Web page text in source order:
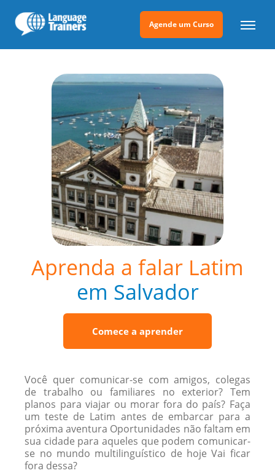
Agende um Curso
Aprenda a falar Latim
em Salvador
Comece a aprender
Você quer comunicar-se com amigos, colegas
de trabalho ou familiares no exterior? Tem
planos para viajar ou morar fora do país? Faça
um teste de Latim antes de embarcar para a
próxima aventura Oportunidades não faltam em
sua cidade para aqueles que podem comunicar-
se no mundo multilinguístico de hoje Vai ficar
fora dessa?